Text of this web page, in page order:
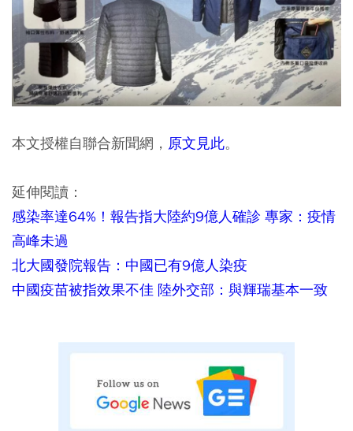
本文授權自聯合新聞網， 原文見此。
延伸閱讀：
感染率達64%！報告指大陸約9億人確診 專家：疫情
高峰未過
北大國發院報告：中國已有9億人染疫
中國疫苗被指效果不佳 陸外交部：與輝瑞基本一致